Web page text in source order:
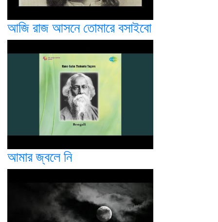
আজি রাজ আসনে তোমারে বসাইবো
আমার জ্বলে নি